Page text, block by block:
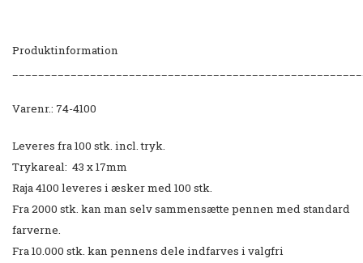
Produktinformation
Varenr.: 74-4100
Leveres fra 100 stk. incl. tryk.
Trykareal: 43 x 17mm
Raja 4100 leveres i æsker med 100 stk.
Fra 2000 stk. kan man selv sammensætte pennen med standard
farverne.
Fra 10.000 stk. kan pennens dele indfarves i valgfri